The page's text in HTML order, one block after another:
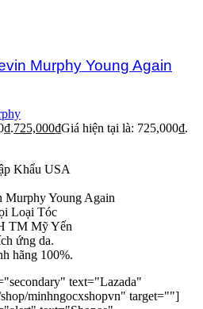
Murphy Young Again
725,000₫Giá hiện tại là: 725,000₫.
Khẩu USA
Murphy Young Again
Loại Tóc
TM Mỹ Yến
ứng da.
hãng 100%.
text="Lazada"
minhngocxshopvn" target=""]